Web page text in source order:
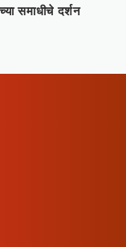
समाधीचे दर्शन